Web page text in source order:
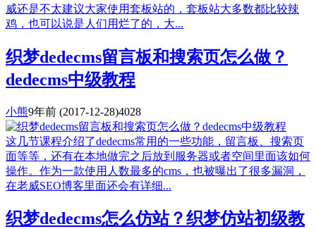
威还是不太建议大家使用套板站的，套板站大多数都比较辣
鸡，也可以说是人们用烂了的，大...
织梦dedecms留言板和搜索页怎么做？
dedecms中级教程
小熊9年前 (2017-12-28)4028
这几节课程介绍了dedecms常用的一些功能，留言板、搜索页
面等等，还有在本地做完之后放到服务器或者空间里面该如何
操作。作为一款使用人数最多的cms，也被曝出了很多漏洞，
在老威SEO博客里面还会有详细...
织梦dedecms怎么仿站？织梦仿站初级教